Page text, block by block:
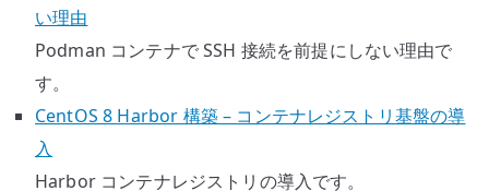
い理由
Podman コンテナで SSH 接続を前提にしない理由で
す。
CentOS 8 Harbor 構築 – コンテナレジストリ基盤の導
入
Harbor コンテナレジストリの導入です。